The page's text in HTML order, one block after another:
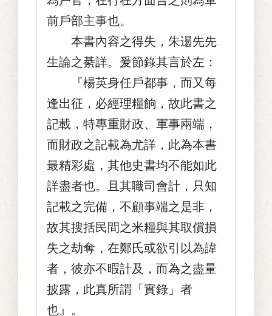
前戶部主事也。
本書內容之得失，朱逷先先
生論之綦詳。爰節錄其言於左：
『楊英身任戶都事，而又每
逢出征，必經理糧餉，故此書之
記載，特專重財政、軍事兩端，
而財政之記載為尤詳，此為本書
最精彩處，其他史書均不能如此
詳盡者也。且其職司會計，只知
記載之完備，不顧事端之是非，
故其搜括民間之米糧與其取償損
失之劫奪，在鄭氏或欲引以為諱
者，彼亦不暇計及，而為之盡量
披露，此真所謂「實錄」者
也』。